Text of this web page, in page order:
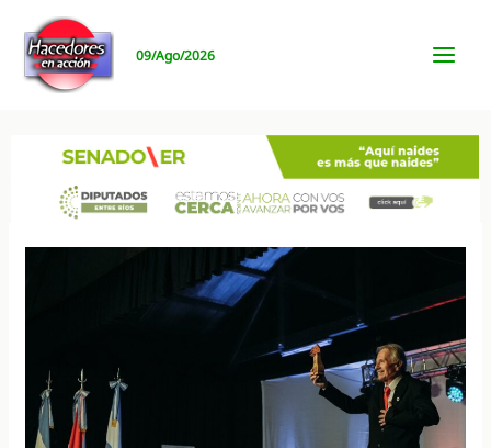
contenido
09/Ago/2026